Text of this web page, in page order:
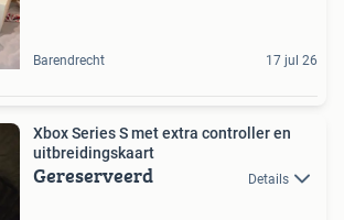
Barendrecht 17 jul 26
Xbox Series S met extra controller en
uitbreidingskaart
Gereserveerd Details